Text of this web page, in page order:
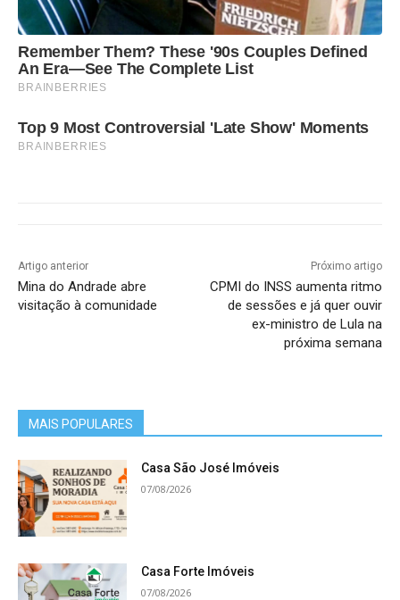
Remember Them? These '90s Couples Defined
An Era—See The Complete List
BRAINBERRIES
Top 9 Most Controversial 'Late Show' Moments
BRAINBERRIES
Artigo anterior
Mina do Andrade abre
visitação à comunidade
Próximo artigo
CPMI do INSS aumenta ritmo
de sessões e já quer ouvir
ex-ministro de Lula na
próxima semana
MAIS POPULARES
Casa São José Imóveis
07/08/2026
Casa Forte Imóveis
07/08/2026